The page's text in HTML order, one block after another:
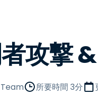
攻撃
所要時間 3分